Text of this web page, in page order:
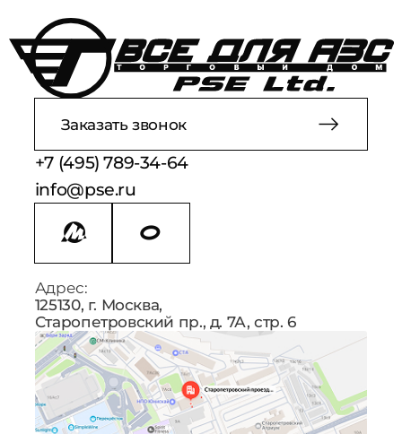
Заказать звонок
+7 (495) 789-34-64
info@pse.ru
Адрес:
125130, г. Москва,
Старопетровский пр., д. 7А, стр. 6